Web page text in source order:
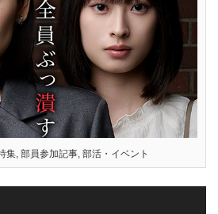
集, 部員参加記事, 部活・イベント